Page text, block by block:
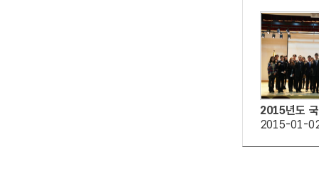
2015년도
2015-01-